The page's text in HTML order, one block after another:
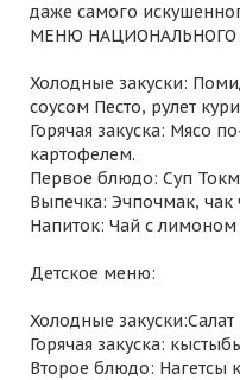
даже самого
МЕНЮ
Холодные закуски:
соусом Песто, рулет
Горячая закуска: Мясо
картофелем.
Первое блюдо: Суп
Выпечка: Эчпочмак, чак
Напиток: Чай с лимоном
Детское меню:
Холодные
Горячая закуска:
Второе блюдо: Нагетсы